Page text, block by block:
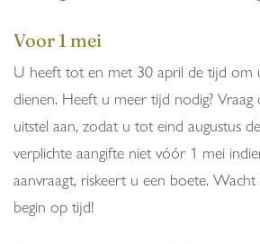
Voor 1 mei
U heeft tot en met 30 april de tijd om
dienen. Heeft u meer tijd nodig?
uitstel aan, zodat u tot eind augustus
verplichte aangifte niet vóór 1 mei
aanvraagt, riskeert u een boete.
begin op tijd!